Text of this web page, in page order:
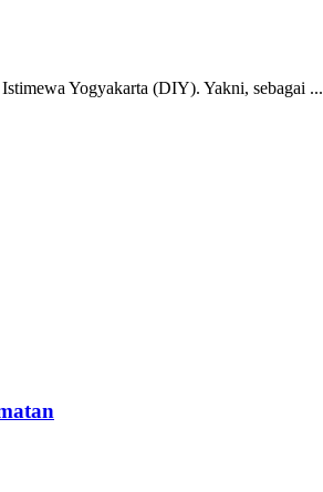
Yogyakarta (DIY). Yakni, sebagai ...